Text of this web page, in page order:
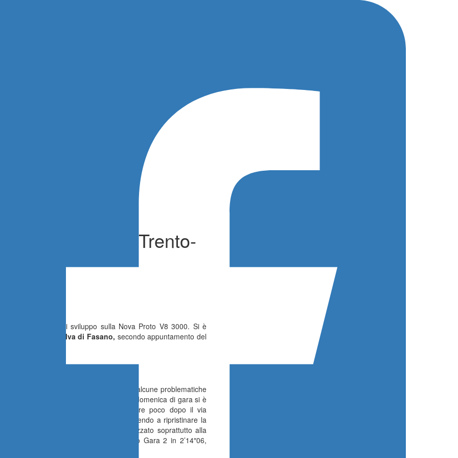
e guarda alla Trento-
il lavoro di sviluppo sulla Nova Proto V8 3000. Si è
67^ Coppa Selva di Fasano, secondo appuntamento del
problemi tecnici
i conti per tutto il fine settimana con alcune problematiche
Dopo le ricognizioni del sabato, la domenica di gara si è
1, un sensore ha smesso di funzionare poco dopo il via
è intervenuta prontamente riuscendo a ripristinare la
inevitabilmente prudente e finalizzato soprattutto alla
stagione. Cassibba ha così completato Gara 2 in 2’14″06,